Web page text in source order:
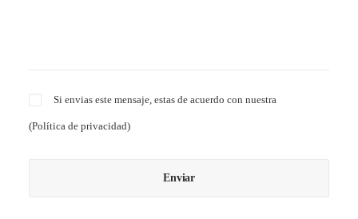
Si envias este mensaje, estas de acuerdo con nuestra
(Política de privacidad)